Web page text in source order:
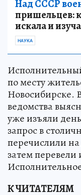
Над СССР
пришельцев:
искала и
по месту
Новосибирске.
ведомства
уже изъяли
запрос в
перечислили на
затем